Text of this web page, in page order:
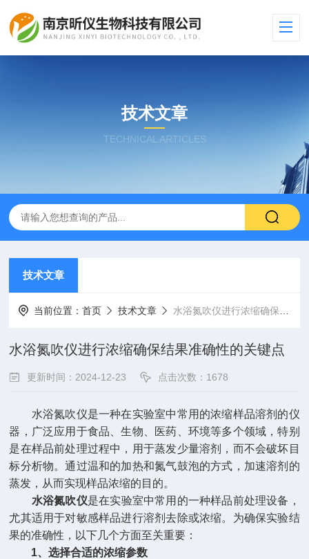
技术文章
TECHNICAL ARTICLES
技术文章
当前位置：首页 技术文章 水浴氮吹仪进行浓缩确保结果准确性的关键点
水浴氮吹仪进行浓缩确保结果准确性的关键点
更新时间：2024-12-23 点击次数：1678
水浴氮吹仪是一种在实验室中常用的浓缩样品溶剂的仪
器，广泛应用于食品、生物、医药、环境等多个领域，特别
是在样品前处理过程中，用于蒸发少量溶剂，而不会破坏目
标分析物。通过温和的加热和氮气鼓泡的方式，加速溶剂的
蒸发，从而实现样品浓缩的目的。
水浴氮吹仪是在实验室中常用的一种样品前处理设备，
尤其适用于对敏感样品进行溶剂去除或浓缩。为确保实验结
果的准确性，以下几个方面至关重要：
1、选择合适的浓缩参数